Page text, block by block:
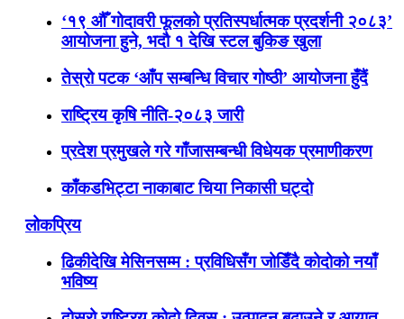
‘१९ औँ गोदावरी फूलको प्रतिस्पर्धात्मक प्रदर्शनी २०८३’
आयोजना हुने, भदौ १ देखि स्टल बुकिङ खुला
तेस्रो पटक ‘आँप सम्बन्धि विचार गोष्ठी’ आयोजना हुँदैं
राष्ट्रिय कृषि नीति-२०८३ जारी
प्रदेश प्रमुखले गरे गाँजासम्बन्धी विधेयक प्रमाणीकरण
काँकडभिट्टा नाकाबाट चिया निकासी घट्दो
लोकप्रिय
ढिकीदेखि मेसिनसम्म : प्रविधिसँग जोडिँदै कोदोको नयाँ
भविष्य